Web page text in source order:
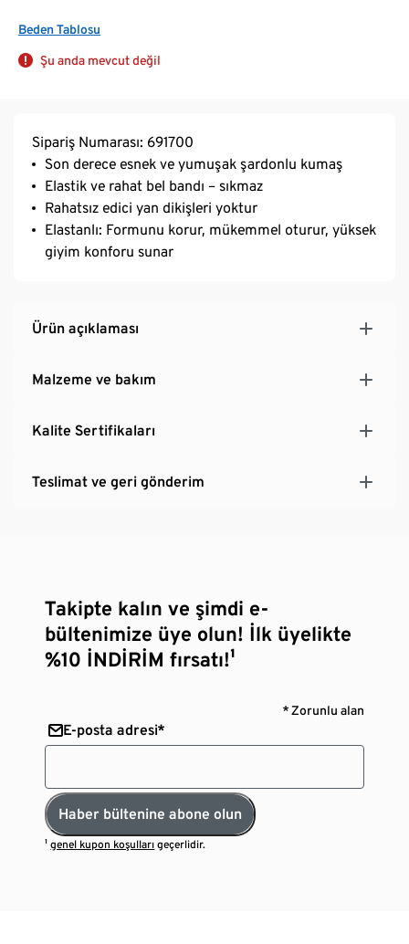
Beden Tablosu
Şu anda mevcut değil
Sipariş Numarası: 691700
Son derece esnek ve yumuşak şardonlu kumaş
Elastik ve rahat bel bandı – sıkmaz
Rahatsız edici yan dikişleri yoktur
Elastanlı: Formunu korur, mükemmel oturur, yüksek
giyim konforu sunar
Ürün açıklaması
Malzeme ve bakım
Kalite Sertifikaları
Teslimat ve geri gönderim
Takipte kalın ve şimdi e-
bültenimize üye olun! İlk üyelikte
%10 İNDİRİM fırsatı!¹
* Zorunlu alan
E-posta adresi*
Haber bültenine abone olun
¹genel kupon koşulları geçerlidir.